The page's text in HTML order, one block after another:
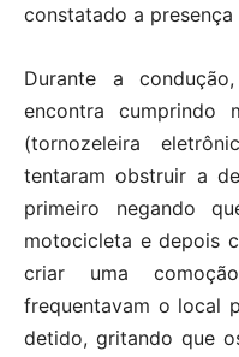
constatado a
Durante a
encontra cumprindo
(tornozeleira
tentaram obstruir a
primeiro negando
motocicleta e depois
criar uma
frequentavam o local
detido, gritando que